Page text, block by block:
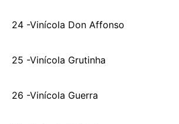
24 -Vinícola Don Affonso
25 -Vinícola Grutinha
26 -Vinícola Guerra